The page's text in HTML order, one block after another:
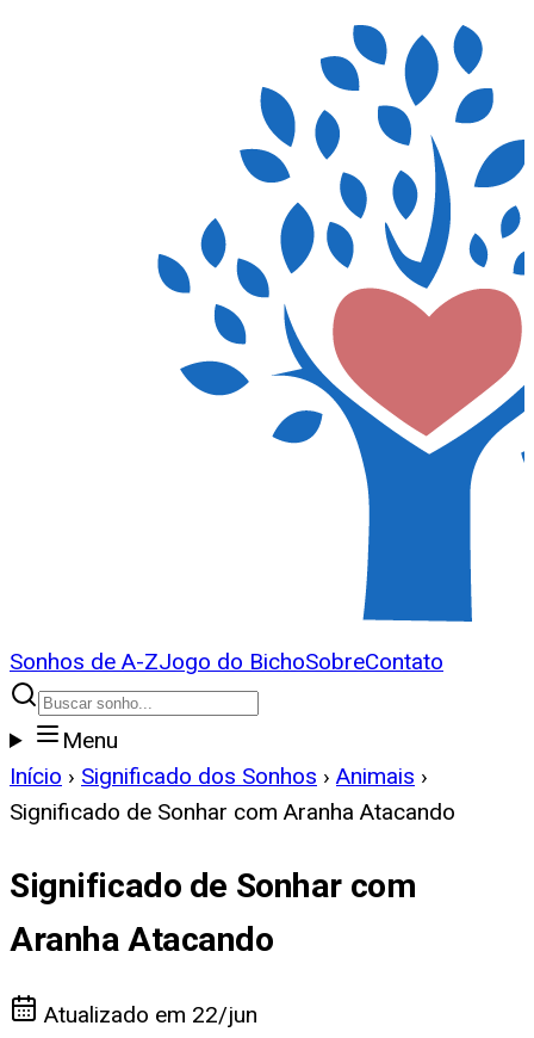
Sonhos de A-ZJogo do BichoSobreContato
Menu
Início › Significado dos Sonhos › Animais ›
Significado de Sonhar com Aranha Atacando
Significado de Sonhar com
Aranha Atacando
Atualizado em 22/jun